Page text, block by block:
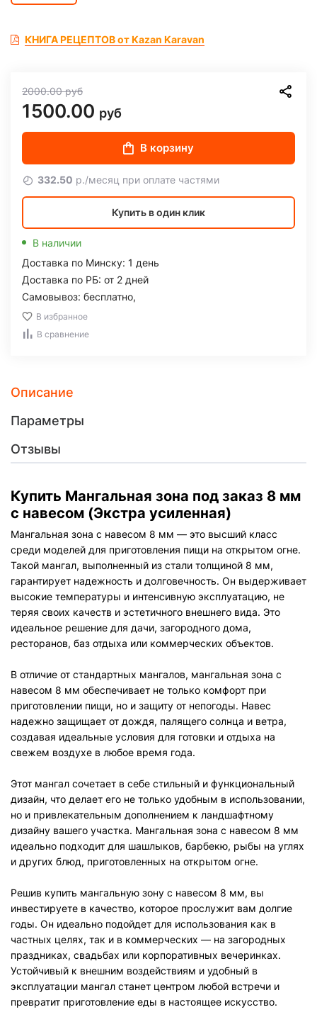
КНИГА РЕЦЕПТОВ от Kazan Karavan
2000.00руб
1500.00 руб
В корзину
332.50 р./месяц при оплате частями
Купить в один клик
В наличии
Доставка по Минску: 1 день
Доставка по РБ: от 2 дней
Самовывоз: бесплатно,
В избранное
В сравнение
Описание
Параметры
Отзывы
Купить Мангальная зона под заказ 8 мм
с навесом (Экстра усиленная)
Мангальная зона с навесом 8 мм — это высший класс
среди моделей для приготовления пищи на открытом огне.
Такой мангал, выполненный из стали толщиной 8 мм,
гарантирует надежность и долговечность. Он выдерживает
высокие температуры и интенсивную эксплуатацию, не
теряя своих качеств и эстетичного внешнего вида. Это
идеальное решение для дачи, загородного дома,
ресторанов, баз отдыха или коммерческих объектов.
В отличие от стандартных мангалов, мангальная зона с
навесом 8 мм обеспечивает не только комфорт при
приготовлении пищи, но и защиту от непогоды. Навес
надежно защищает от дождя, палящего солнца и ветра,
создавая идеальные условия для готовки и отдыха на
свежем воздухе в любое время года.
Этот мангал сочетает в себе стильный и функциональный
дизайн, что делает его не только удобным в использовании,
но и привлекательным дополнением к ландшафтному
дизайну вашего участка. Мангальная зона с навесом 8 мм
идеально подходит для шашлыков, барбекю, рыбы на углях
и других блюд, приготовленных на открытом огне.
Решив купить мангальную зону с навесом 8 мм, вы
инвестируете в качество, которое прослужит вам долгие
годы. Он идеально подойдет для использования как в
частных целях, так и в коммерческих — на загородных
праздниках, свадьбах или корпоративных вечеринках.
Устойчивый к внешним воздействиям и удобный в
эксплуатации мангал станет центром любой встречи и
превратит приготовление еды в настоящее искусство.